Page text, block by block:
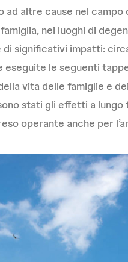
altre cause nel
nei luoghi di
significativi impatti:
le seguenti
vita delle famiglie e
stati gli effetti a
operante anche per